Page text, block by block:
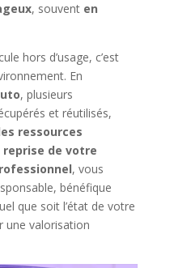
, souvent en
hors d’usage, c’est
En
, plusieurs
et réutilisés,
ressources
reprise de votre
, vous
bénéfique
que soit l’état de votre
une valorisation